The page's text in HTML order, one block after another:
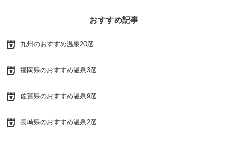
おすすめ記事
九州のおすすめ温泉20選
福岡県のおすすめ温泉3選
佐賀県のおすすめ温泉9選
長崎県のおすすめ温泉2選